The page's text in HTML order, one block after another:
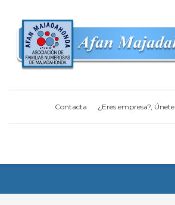
Contacta ¿Eres empresa?, Únete